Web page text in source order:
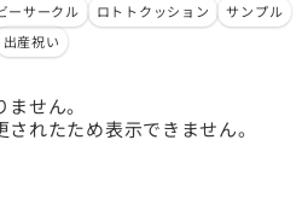
ーサークル ロトトクッション
サンプル
出産祝い
せん。
れたため表示できません。